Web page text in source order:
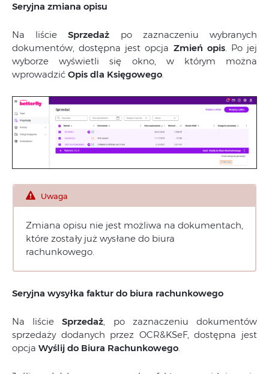
Seryjna zmiana opisu
Na liścieSprzedaż po zaznaczeniu wybranych
dokumentów, dostępna jest opcja Zmień opis. Po jej
wyborze wyświetli się okno, w którym można
wprowadzić Opis dla Księgowego.
Uwaga
Zmiana opisu nie jest możliwa na dokumentach,
które zostały już wysłane do biura
rachunkowego.
Seryjna wysyłka faktur do biura rachunkowego
Na liścieSprzedaż, po zaznaczeniu dokumentów
sprzedaży dodanych przez OCR&KSeF, dostępna jest
opcja Wyślij do Biura Rachunkowego.